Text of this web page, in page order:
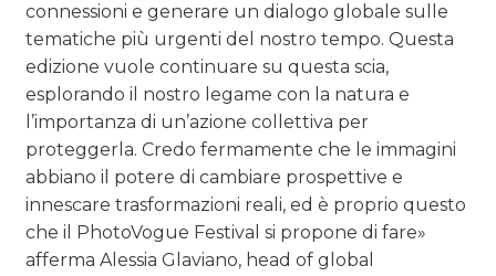
connessioni e generare un dialogo globale sulle
tematiche più urgenti del nostro tempo. Questa
edizione vuole continuare su questa scia,
esplorando il nostro legame con la natura e
l’importanza di un’azione collettiva per
proteggerla. Credo fermamente che le immagini
abbiano il potere di cambiare prospettive e
innescare trasformazioni reali, ed è proprio questo
che il PhotoVogue Festival si propone di fare»
afferma Alessia Glaviano, head of global